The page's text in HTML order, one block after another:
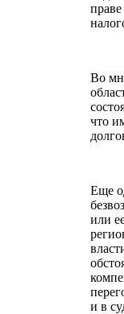
Во
что
Еще
или
и в